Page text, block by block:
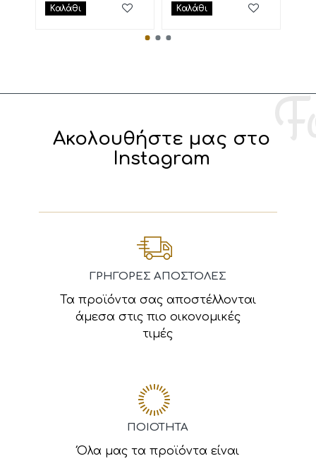
Καλάθι Καλάθι
Ακολουθήστε μας στο
Instagram
ΓΡΗΓΟΡΕΣ ΑΠΟΣΤΟΛΕΣ
Τα προϊόντα σας αποστέλλονται
άμεσα στις πιο οικονομικές
τιμές
ΠΟΙΟΤΗΤΑ
Όλα μας τα προϊόντα είναι